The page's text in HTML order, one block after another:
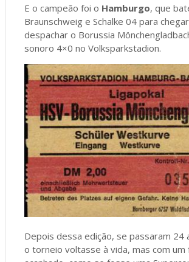
E o campeão foi o Hamburgo, que
Braunschweig e Schalke 04 para
despachar o Borussia
sonoro 4×0 no Volksparkstadion.
Depois dessa edição, se passaram 24
o torneio voltasse à vida, mas com